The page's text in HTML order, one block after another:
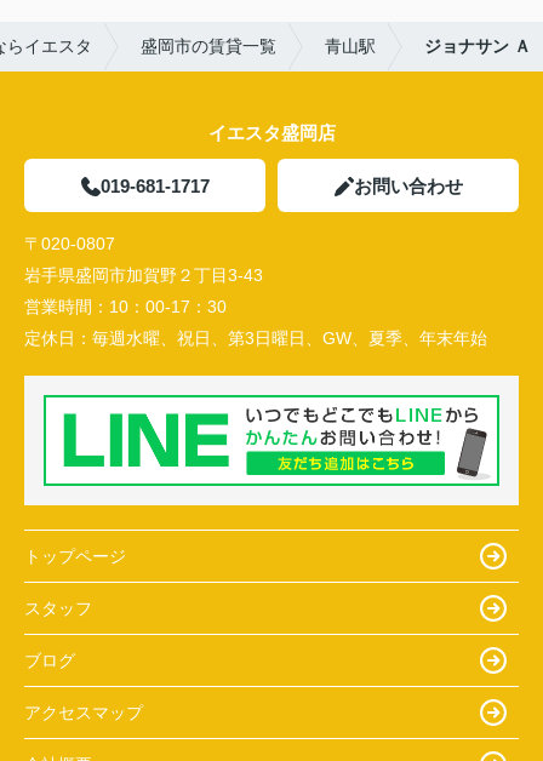
らイエスタ 盛岡市の賃貸一覧 青山駅 ジョナサン Ａ
イエスタ盛岡店
019-681-1717 お問い合わせ
〒020-0807
岩手県盛岡市加賀野２丁目3-43
営業時間： 10：00-17：30
定休日： 毎週水曜、祝日、第3日曜日、GW、夏季、年末年始
トップページ
スタッフ
ブログ
アクセスマップ